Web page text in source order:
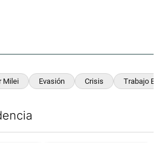
Milei Evasión Crisis Trabajo En